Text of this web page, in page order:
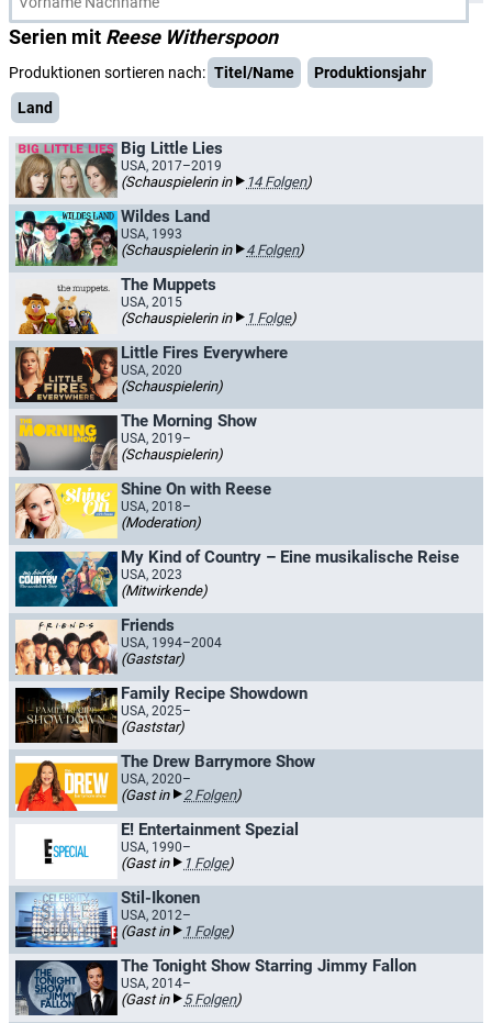
Serien mit Reese Witherspoon
Produktionen sortieren nach: Titel/Name
Produktionsjahr
Land
Big Little Lies
USA, 2017–2019
(Schauspielerin in 14 Folgen)
Wildes Land
USA, 1993
(Schauspielerin in 4 Folgen)
The Muppets
USA, 2015
(Schauspielerin in 1 Folge)
Little Fires Everywhere
USA, 2020
(Schauspielerin)
The Morning Show
USA, 2019–
(Schauspielerin)
Shine On with Reese
USA, 2018–
(Moderation)
My Kind of Country – Eine musikalische Reise
USA, 2023
(Mitwirkende)
Friends
USA, 1994–2004
(Gaststar)
Family Recipe Showdown
USA, 2025–
(Gaststar)
The Drew Barrymore Show
USA, 2020–
(Gast in 2 Folgen)
E! Entertainment Spezial
USA, 1990–
(Gast in 1 Folge)
Stil-Ikonen
USA, 2012–
(Gast in 1 Folge)
The Tonight Show Starring Jimmy Fallon
USA, 2014–
(Gast in 5 Folgen)